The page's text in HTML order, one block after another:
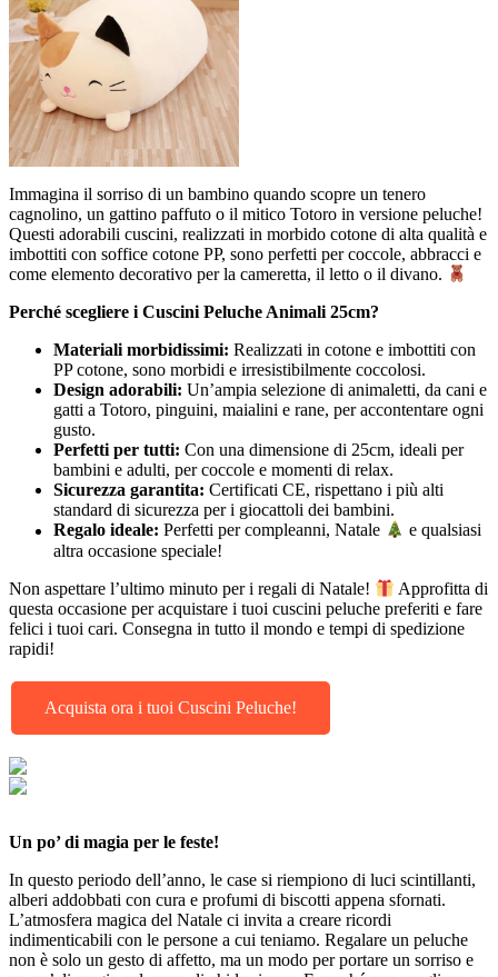
Immagina il sorriso di un bambino quando scopre un tenero
cagnolino, un gattino paffuto o il mitico Totoro in versione peluche!
Questi adorabili cuscini, realizzati in morbido cotone di alta qualità e
imbottiti con soffice cotone PP, sono perfetti per coccole, abbracci e
come elemento decorativo per la cameretta, il letto o il divano.
Perché scegliere i Cuscini Peluche Animali 25cm?
Materiali morbidissimi: Realizzati in cotone e imbottiti con
PP cotone, sono morbidi e irresistibilmente coccolosi.
Design adorabili: Un’ampia selezione di animaletti, da cani e
gatti a Totoro, pinguini, maialini e rane, per accontentare ogni
gusto.
Perfetti per tutti: Con una dimensione di 25cm, ideali per
bambini e adulti, per coccole e momenti di relax.
Sicurezza garantita: Certificati CE, rispettano i più alti
standard di sicurezza per i giocattoli dei bambini.
Regalo ideale: Perfetti per compleanni, Natale
e qualsiasi
altra occasione speciale!
Non aspettare l’ultimo minuto per i regali di Natale!
Approfitta di
questa occasione per acquistare i tuoi cuscini peluche preferiti e fare
felici i tuoi cari. Consegna in tutto il mondo e tempi di spedizione
rapidi!
Acquista ora i tuoi Cuscini Peluche!
Un po’ di magia per le feste!
In questo periodo dell’anno, le case si riempiono di luci scintillanti,
alberi addobbati con cura e profumi di biscotti appena sfornati.
L’atmosfera magica del Natale ci invita a creare ricordi
indimenticabili con le persone a cui teniamo. Regalare un peluche
non è solo un gesto di affetto, ma un modo per portare un sorriso e